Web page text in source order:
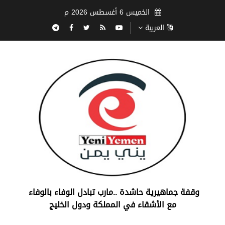
الخميس 6 أغسطس 2026 م
العربية
‏وقفة جماهيرية حاشدة ..مارب ‏تبادل الوفاء بالوفاء ‏
مع الأشقاء في المملكة ودول الخليج